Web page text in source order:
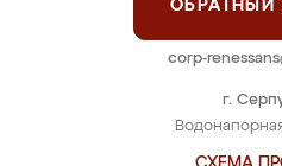
г.
ОБРАТНЫЙ
corp-